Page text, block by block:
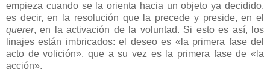
empieza cuando se la orienta hacia un objeto ya decidido,
es decir, en la resolución que la precede y preside, en el
querer, en la activación de la voluntad. Si esto es así, los
linajes están imbricados: el deseo es «la primera fase del
acto de volición», que a su vez es la primera fase de «la
acción».